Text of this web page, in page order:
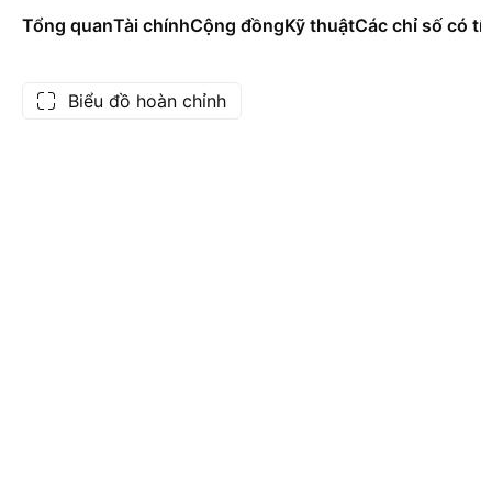
Tổng quanTài chínhCộng đồngKỹ thuậtCác chỉ số có
Biểu đồ hoàn chỉnh